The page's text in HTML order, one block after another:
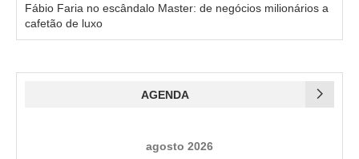
Fábio Faria no escândalo Master: de negócios milionários a
cafetão de luxo
AGENDA
agosto 2026